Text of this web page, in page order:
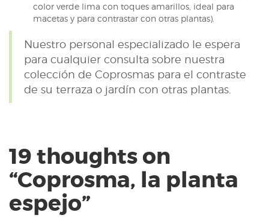
color verde lima con toques amarillos, ideal para
macetas y para contrastar con otras plantas).
Nuestro personal especializado le espera
para cualquier consulta sobre nuestra
colección de Coprosmas para el contraste
de su terraza o jardín con otras plantas.
19 thoughts on
“Coprosma, la planta
espejo”